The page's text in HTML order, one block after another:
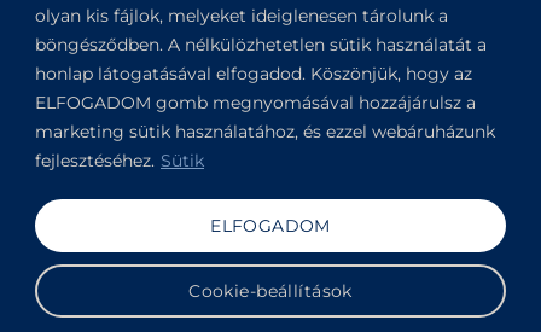
olyan kis fájlok, melyeket ideiglenesen tárolunk a
böngésződben. A nélkülözhetetlen sütik használatát a
honlap látogatásával elfogadod. Köszönjük, hogy az
ELFOGADOM gomb megnyomásával hozzájárulsz a
marketing sütik használatához, és ezzel webáruházunk
fejlesztéséhez. Sütik
Cookie-beállítások
ELFOGADOM
KAPCSOLAT
Kapitány utca 6.
Budapest,1123
+36304649191